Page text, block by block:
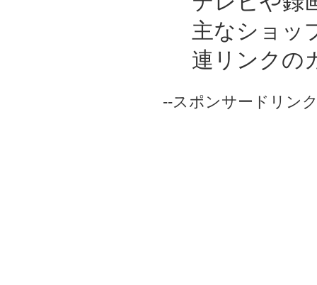
主なショッ
連リンクの
--スポンサードリン